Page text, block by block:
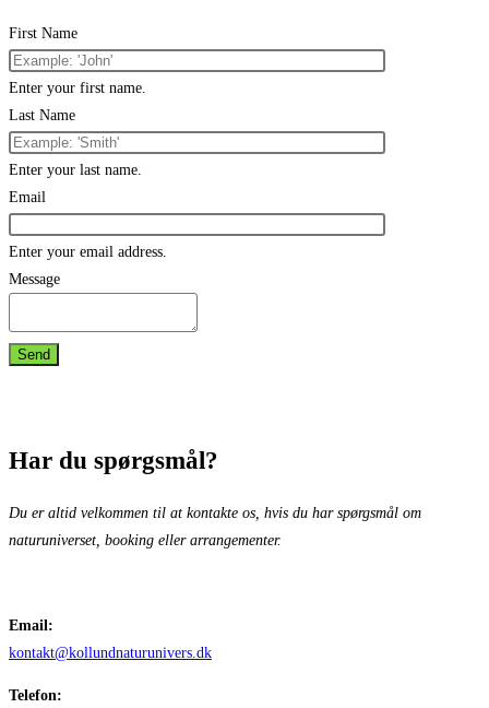
First Name
Enter your first name.
Last Name
Enter your last name.
Email
Enter your email address.
Message
Har du spørgsmål?
Du er altid velkommen til at kontakte os, hvis du har spørgsmål om
naturuniverset, booking eller arrangementer.
Email:
kontakt@kollundnaturunivers.dk
Telefon: